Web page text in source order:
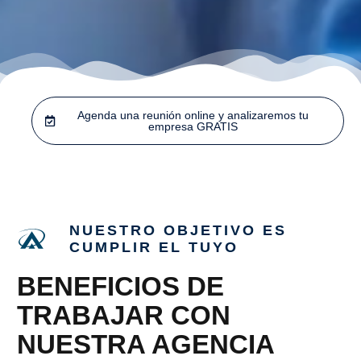
Agenda una reunión online y analizaremos tu
empresa GRATIS
NUESTRO OBJETIVO ES
CUMPLIR EL TUYO
BENEFICIOS DE
TRABAJAR CON
NUESTRA AGENCIA